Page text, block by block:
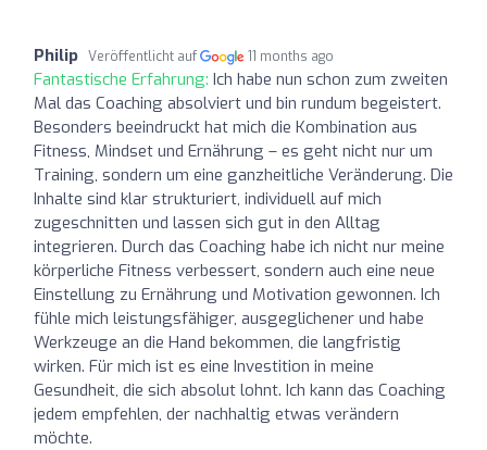
Philip Veröffentlicht auf 11 months ago
Fantastische Erfahrung: Ich habe nun schon zum zweiten
Mal das Coaching absolviert und bin rundum begeistert.
Besonders beeindruckt hat mich die Kombination aus
Fitness, Mindset und Ernährung – es geht nicht nur um
Training, sondern um eine ganzheitliche Veränderung. Die
Inhalte sind klar strukturiert, individuell auf mich
zugeschnitten und lassen sich gut in den Alltag
integrieren. Durch das Coaching habe ich nicht nur meine
körperliche Fitness verbessert, sondern auch eine neue
Einstellung zu Ernährung und Motivation gewonnen. Ich
fühle mich leistungsfähiger, ausgeglichener und habe
Werkzeuge an die Hand bekommen, die langfristig
wirken. Für mich ist es eine Investition in meine
Gesundheit, die sich absolut lohnt. Ich kann das Coaching
jedem empfehlen, der nachhaltig etwas verändern
möchte.